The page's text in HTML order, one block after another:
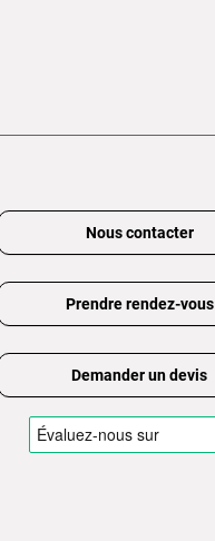
Nous contacter
Prendre rendez-vous
Demander un devis